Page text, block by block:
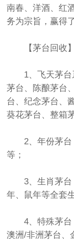
南春、洋酒、红
务为宗旨，赢得
【茅台回收】
1、飞天茅台
茅台、陈酿茅台
台、纪念茅台、
葵花茅台、整箱
2、年份茅台
等；
3、生肖茅台
年、鼠年等全套
4、特殊茅台
澳洲/非洲茅台、